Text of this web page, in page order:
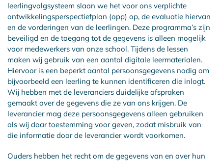
leerlingvolgsysteem slaan we het voor ons verplichte
ontwikkelingsperspectiefplan (opp) op, de evaluatie hiervan
en de vorderingen van de leerlingen. Deze programma’s zijn
beveiligd en de toegang tot de gegevens is alleen mogelijk
voor medewerkers van onze school. Tijdens de lessen
maken wij gebruik van een aantal digitale leermaterialen.
Hiervoor is een beperkt aantal persoonsgegevens nodig om
bijvoorbeeld een leerling te kunnen identificeren die inlogt.
Wij hebben met de leveranciers duidelijke afspraken
gemaakt over de gegevens die ze van ons krijgen. De
leverancier mag deze persoonsgegevens alleen gebruiken
als wij daar toestemming voor geven, zodat misbruik van
die informatie door de leverancier wordt voorkomen.
Ouders hebben het recht om de gegevens van en over hun